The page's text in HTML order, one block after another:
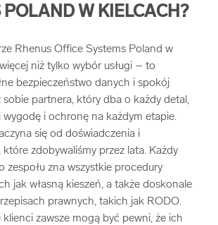
POLAND W KIELCACH?
Rhenus Office Systems Poland w
niż tylko wybór usługi – to
bezpieczeństwo danych i spokój
sobie partnera, który dba o każdy detal,
wygodę i ochronę na każdym etapie.
się od doświadczenia i
które zdobywaliśmy przez lata. Każdy
zespołu zna wszystkie procedury
jak własną kieszeń, a także doskonale
prawnych, takich jak RODO.
klienci zawsze mogą być pewni, że ich